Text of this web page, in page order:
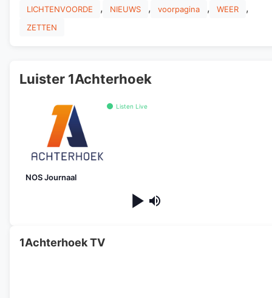
LICHTENVOORDE , NIEUWS , voorpagina , WEER ,
ZETTEN
Luister 1Achterhoek
Listen Live
NOS Journaal
1Achterhoek TV